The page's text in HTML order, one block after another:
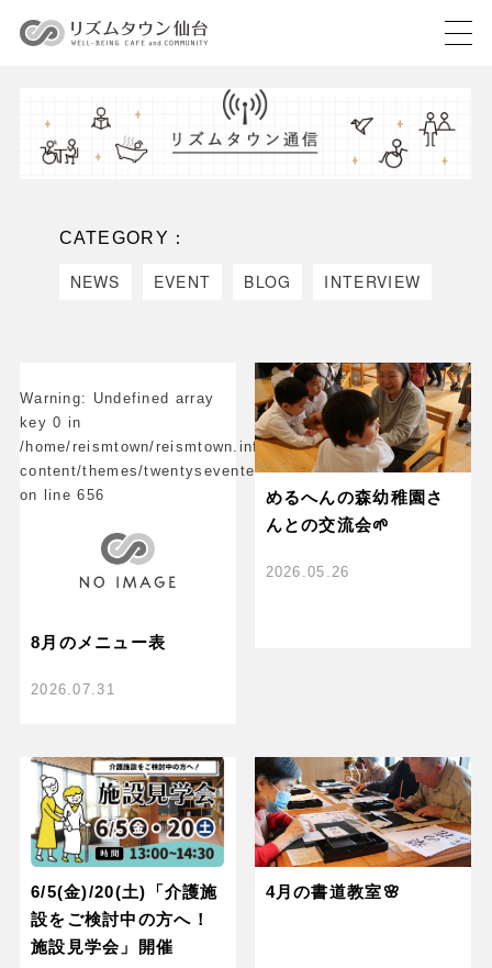
CATEGORY：
NEWS EVENT BLOG INTERVIEW
Warning: Undefined array
key 0 in
/home/reismtown/reismtown.info/public_html/test/wp-
content/themes/twentyseventeen/functions.php
on line656
8月のメニュー表
2026.07.31
めるへんの森幼稚園さ
んとの交流会🌱
2026.05.26
6/5(金)/20(土)「介護施
設をご検討中の方へ！
施設見学会」開催
4月の書道教室🌸